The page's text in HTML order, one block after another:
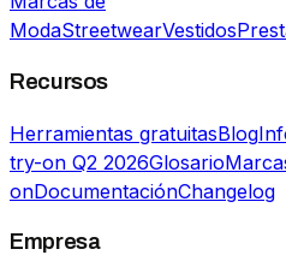
ModaStreetwearVestidos
Recursos
Herramientas gratuitasBlog
try-on Q2 2026Glosario
onDocumentaciónChangelog
Empresa